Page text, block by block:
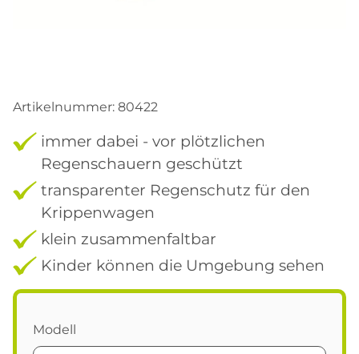
Artikelnummer: 80422
immer dabei - vor plötzlichen
Regenschauern geschützt
transparenter Regenschutz für den
Krippenwagen
klein zusammenfaltbar
Kinder können die Umgebung sehen
Modell